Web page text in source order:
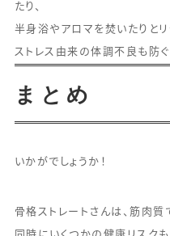
たり、
半身浴やアロマを焚いたりと
ストレス由来の体調不良も防ぐ
まとめ
いかがでしょうか！
骨格ストレートさんは、筋肉質